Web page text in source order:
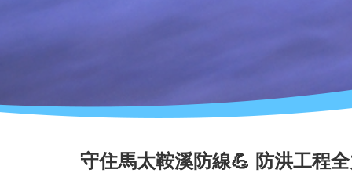
守住馬太鞍溪防線💪 防洪工程